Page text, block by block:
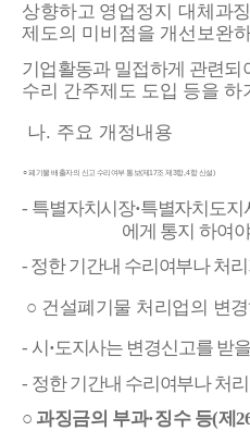
상향하고 영업정지 대체과
제도의 미비점을 개선보완
기업활동과 밀접하게 관련
수리 간주제도 도입 등을 하
나. 주요 개정내용
○폐기물 배출자의 신고 수리여부 통보(제17조 제3항, 4항 신설)
- 특별자치시장·특별자치도지
에게 통지 하여
- 정한 기간내 수리여부나 처
○ 건설폐기물 처리업의 변
- 시 ·도지사는 변경신고를 받
- 정한 기간내 수리여부나 처
○ 과징금의 부과·징수 등(제